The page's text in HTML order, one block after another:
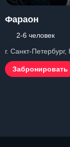
Фараон
2-6 человек
г. Санкт-
Забронировать